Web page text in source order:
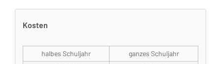
Kosten
halbes Schuljahr
ganzes Schuljahr